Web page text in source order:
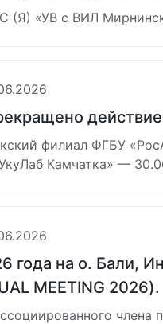
«УВ с ВИЛ
филиал ФГБУ
Камчатка» —
года на о. Бали,
MEETING 2026).
члена